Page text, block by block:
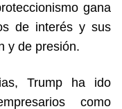
gana
de interés y sus
y de presión.
Trump ha ido
como